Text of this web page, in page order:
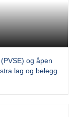
og åpen
lag og belegg